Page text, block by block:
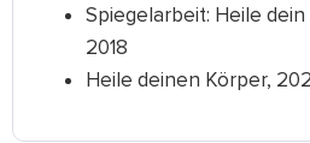
Spiegelarbeit: Heile dein
2018
Heile deinen Körper,